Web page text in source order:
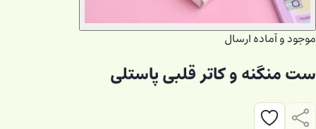
موجود و آماده ارسال
ست منگنه و کاتر قلبی پاستلی